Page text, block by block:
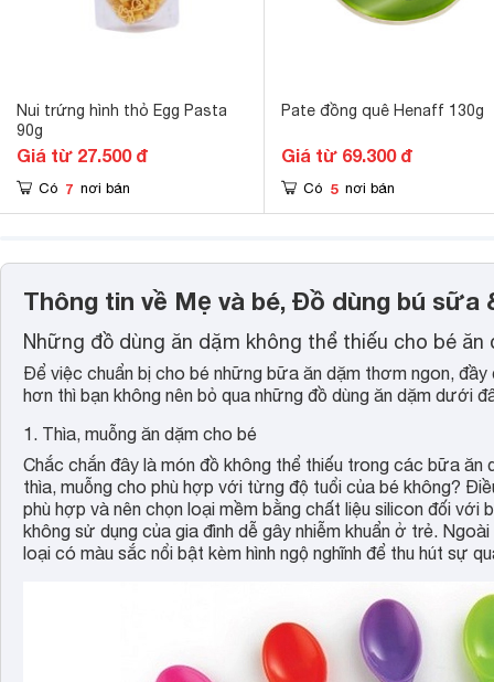
Nui trứng hình thỏ Egg Pasta
90g
Giá từ 27.500 đ
Có 7 nơi bán
Pate đồng quê Henaff 130g
Giá từ 69.300 đ
Có 5 nơi bán
Thông tin về Mẹ và bé, Đồ dùng bú sữa
Những đồ dùng ăn dặm không thể thiếu cho bé ăn
Để việc chuẩn bị cho bé những bữa ăn dặm thơm ngon,
hơn thì bạn không nên bỏ qua những đồ dùng ăn dặm dưới
1. Thìa, muỗng ăn dặm cho bé
Chắc chắn đây là món đồ không thể thiếu trong các bữa
thìa, muỗng cho phù hợp với từng độ tuổi của bé không?
phù hợp và nên chọn loại mềm bằng chất liệu silicon đối với
không sử dụng của gia đình dễ gây nhiễm khuẩn ở trẻ.
loại có màu sắc nổi bật kèm hình ngộ nghĩnh để thu hút sự